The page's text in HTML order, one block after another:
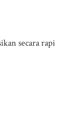
secara rapi